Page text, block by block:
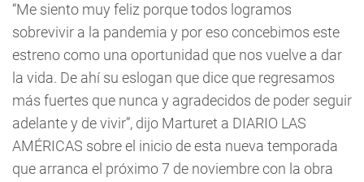
“Me siento muy feliz porque todos logramos
sobrevivir a la pandemia y por eso concebimos este
estreno como una oportunidad que nos vuelve a dar
la vida. De ahí su eslogan que dice que regresamos
más fuertes que nunca y agradecidos de poder seguir
adelante y de vivir”, dijo Marturet a DIARIO LAS
AMÉRICAS sobre el inicio de esta nueva temporada
que arranca el próximo 7 de noviembre con la obra